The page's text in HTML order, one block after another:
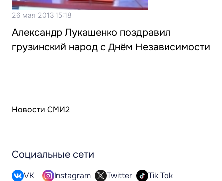
26 мая 2013 15:18
Александр Лукашенко поздравил
грузинский народ с Днём Независимости
Новости СМИ2
Социальные сети
VK Instagram Twitter
Tik Tok